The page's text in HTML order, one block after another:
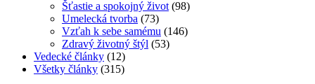
Šťastie a spokojný život (98)
Umelecká tvorba (73)
Vzťah k sebe samému (146)
Zdravý životný štýl (53)
Vedecké články (12)
Všetky články (315)